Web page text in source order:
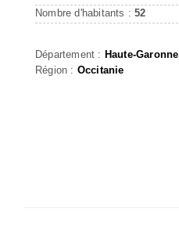
Nombre d'habitants :52
Département : Haute-Garonne
Région : Occitanie